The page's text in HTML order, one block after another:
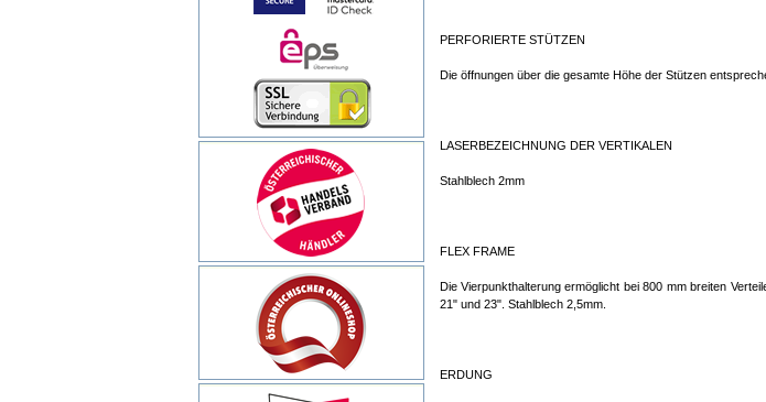
PERFORIERTE STÜTZEN
Die öffnungen über die gesamte Höhe der Stützen
LASERBEZEICHNUNG DER VERTIKALEN
Stahlblech 2mm
FLEX FRAME
Die Vierpunkthalterung ermöglicht bei 800 mm breiten
21" und 23". Stahlblech 2,5mm.
ERDUNG